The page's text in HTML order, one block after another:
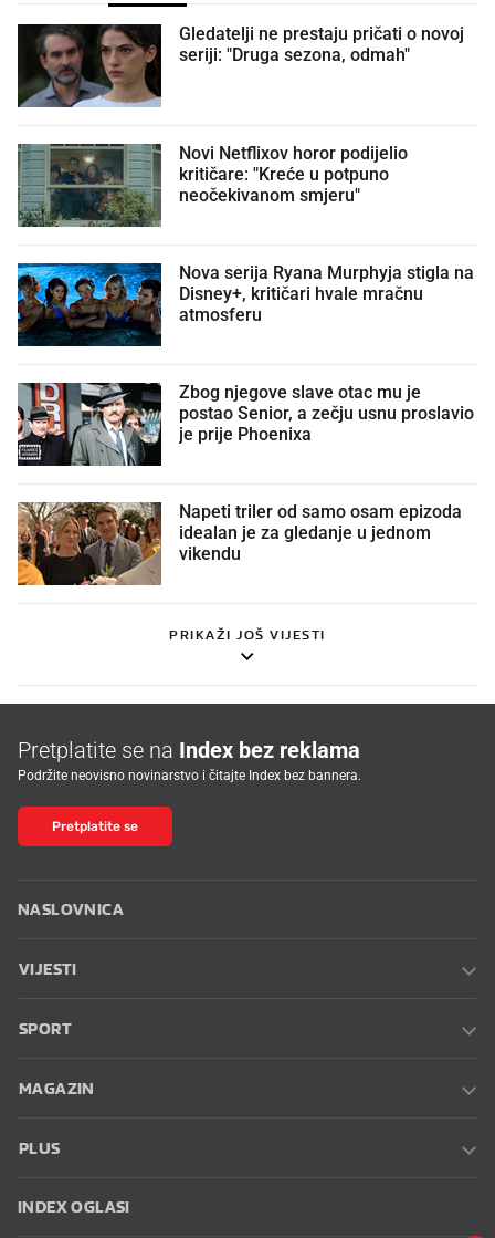
Gledatelji ne prestaju pričati o novoj
seriji: "Druga sezona, odmah"
Novi Netflixov horor podijelio
kritičare: "Kreće u potpuno
neočekivanom smjeru"
Nova serija Ryana Murphyja stigla na
Disney+, kritičari hvale mračnu
atmosferu
Zbog njegove slave otac mu je
postao Senior, a zečju usnu proslavio
je prije Phoenixa
Napeti triler od samo osam epizoda
idealan je za gledanje u jednom
vikendu
PRIKAŽI JOŠ VIJESTI
Pretplatite se na Index bez reklama
Podržite neovisno novinarstvo i čitajte Index bez bannera.
Pretplatite se
NASLOVNICA
VIJESTI
SPORT
MAGAZIN
PLUS
INDEX OGLASI